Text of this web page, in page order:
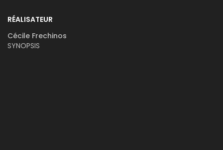
RÉALISATEUR
Cécile Frechinos
SYNOPSIS